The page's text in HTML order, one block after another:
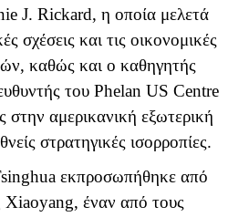
J. Rickard, η οποία μελετά
σχέσεις και τις οικονομικές
καθώς και ο καθηγητής
του Phelan US Centre
στην αμερικανική εξωτερική
στρατηγικές ισορροπίες.
εκπροσωπήθηκε από
Xiaoyang, έναν από τους